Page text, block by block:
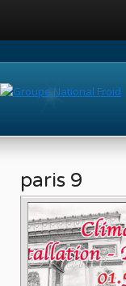
paris 9